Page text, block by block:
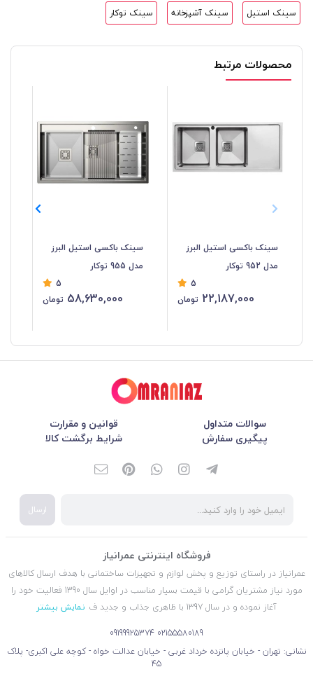
سینک استیل سینک آشپزخانه سینک توکار
محصولات مرتبط
سینک باکسی استیل البرز
مدل 952 توکار
5
22,187,000 تومان
سینک باکسی استیل البرز
مدل 955 توکار
5
58,630,000 تومان
سوالات متداول
قوانین و مقرارت
پیگیری سفارش
شرایط برگشت کالا
ارسال
فروشگاه اینترنتی عمرانیاز
عمرانیاز در راستای توزیع و پخش لوازم و تجهیزات ساختمانی با هدف ارسال کالاهای
مورد نیاز مشتریان گرامی با قیمت بسیار مناسب در اوایل سال 1390 فعالیت خود را
آغاز نموده و در سال 1397 با ظاهری جذاب و جدید ف
نمایش بیشتر
02155580189
09199925374
نشانی: تهران - خیابان پانزده خرداد غربی - خیابان عدالت خواه - کوچه علی اکبری- پلاک
45